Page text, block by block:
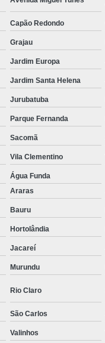
Capão Redondo
Grajau
Jardim Europa
Jardim Santa Helena
Jurubatuba
Parque Fernanda
Sacomã
Vila Clementino
Água Funda
Araras
Bauru
Hortolândia
Jacareí
Murundu
Rio Claro
São Carlos
Valinhos